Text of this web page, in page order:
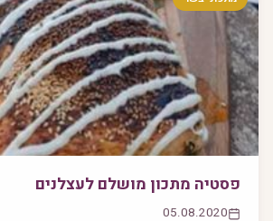
פסטיה מתכון מושלם לעצלנים
05.08.2020